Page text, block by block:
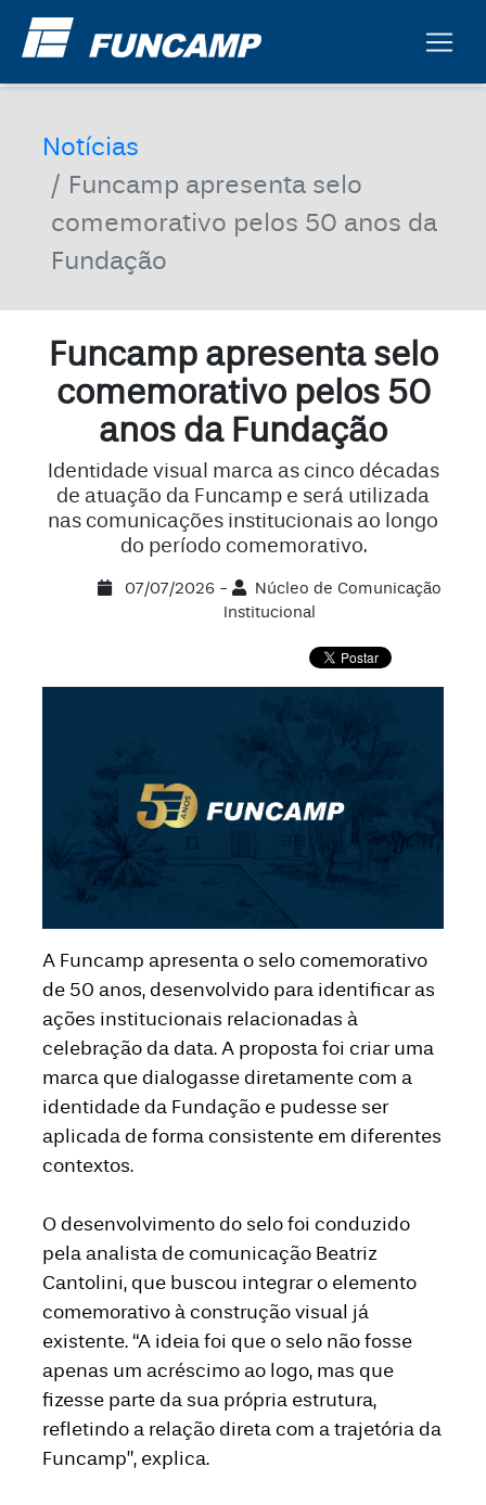
Notícias
Funcamp apresenta selo
comemorativo pelos 50 anos da
Fundação
Funcamp apresenta selo
comemorativo pelos 50
anos da Fundação
Identidade visual marca as cinco décadas
de atuação da Funcamp e será utilizada
nas comunicações institucionais ao longo
do período comemorativo.
07/07/2026 -
Núcleo de Comunicação
Institucional
A Funcamp apresenta o selo comemorativo
de 50 anos, desenvolvido para identificar as
ações institucionais relacionadas à
celebração da data. A proposta foi criar uma
marca que dialogasse diretamente com a
identidade da Fundação e pudesse ser
aplicada de forma consistente em diferentes
contextos.
O desenvolvimento do selo foi conduzido
pela analista de comunicação Beatriz
Cantolini, que buscou integrar o elemento
comemorativo à construção visual já
existente. “A ideia foi que o selo não fosse
apenas um acréscimo ao logo, mas que
fizesse parte da sua própria estrutura,
refletindo a relação direta com a trajetória da
Funcamp”, explica.